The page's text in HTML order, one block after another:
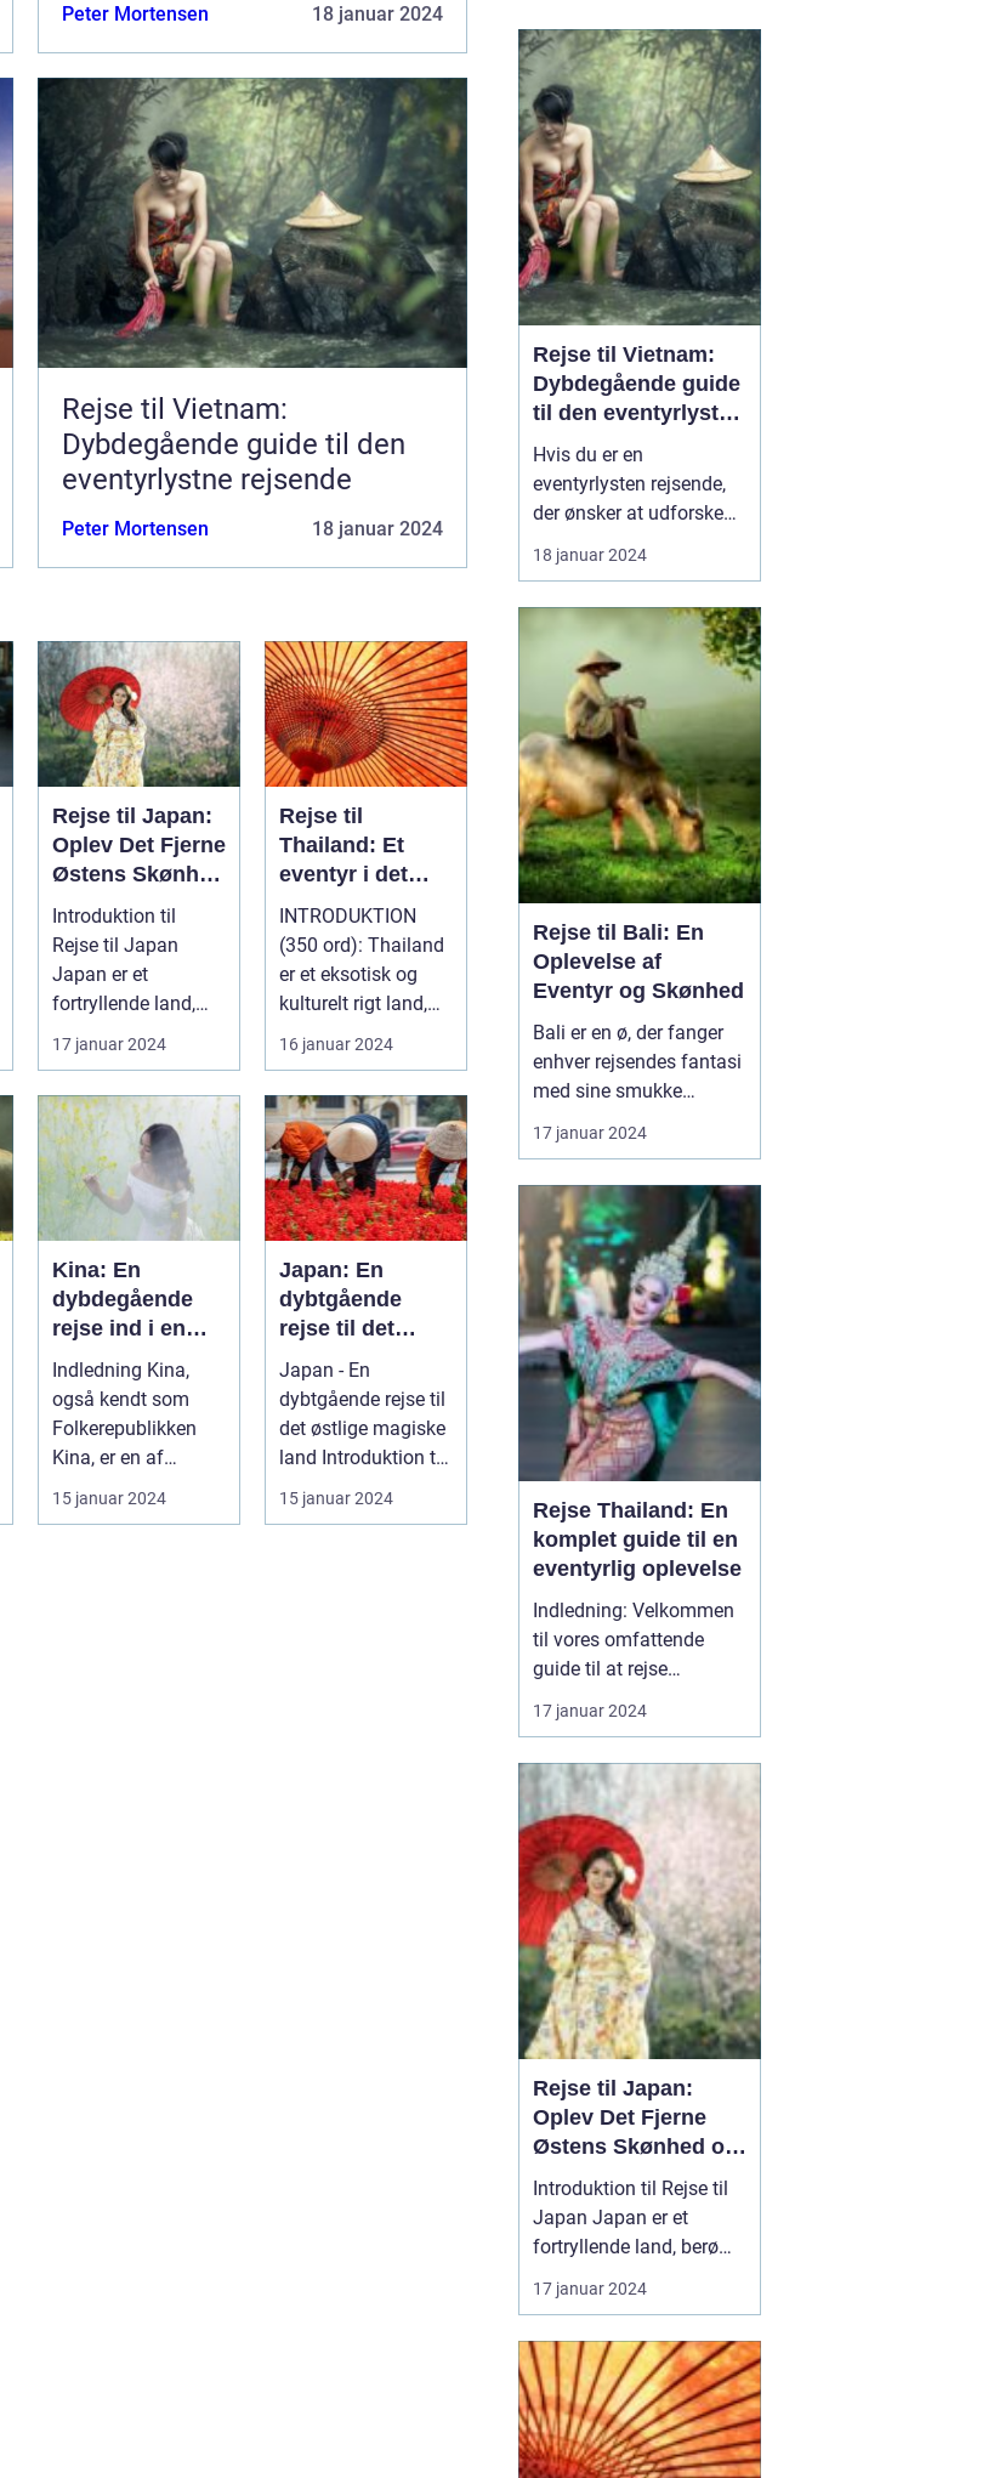
Peter Mortensen 18 januar 2024
Rejse til Vietnam:
Dybdegående guide til den
eventyrlystne rejsende
Peter Mortensen 18 januar 2024
Rejse til Japan:
Oplev Det Fjerne
Østens Skønhed
og Kultur
Introduktion til
Rejse til Japan
Japan er et
fortryllende land,
berømt for sin
unikke blanding af
g...
17 januar 2024
Rejse til
Thailand: Et
eventyr i det
sydøstasiatiske
paradis
INTRODUKTION
(350 ord): Thailand
er et eksotisk og
kulturelt rigt land,
der har tiltrukket
rejsende...
16 januar 2024
Kina: En
dybdegående
rejse ind i en
gammel kultur
Indledning Kina,
også kendt som
Folkerepublikken
Kina, er en af
verdens ældste og
mest befolkede na...
15 januar 2024
Japan: En
dybtgående
rejse til det
østlige magiske
land
Japan - En
dybtgående rejse til
det østlige magiske
land Introduktion til
Japan Japan, et
land be...
15 januar 2024
rejsemål for
eventyrlystne rejsende.
Med sin blændende
skønhed, fascinerende
historie og varme
gæstfrihed er Thailan...
Rejse til Vietnam:
Dybdegående guide
til den eventyrlystne
rejsende
Hvis du er en
eventyrlysten rejsende,
der ønsker at udforske
en ekstraordinær
destination med en rig
naturskønhed, så er en
rejse til Vietnam det
perfekte valg for dig. Fra
smukke kystlinjer og
eksotiske øer til travle
byer og bet...
18 januar 2024
Rejse til Bali: En
Oplevelse af
Eventyr og Skønhed
Bali er en ø, der fanger
enhver rejsendes fantasi
med sine smukke
strande, frodige
rismarker og en unik
tage dig med på en
dybdegående rejse til
Bali og dykke ned i, hvad
der gør denne
destination så speciel.
Uanset om du er...
17 januar 2024
Rejse Thailand: En
komplet guide til en
eventyrlig oplevelse
Indledning: Velkommen
til vores omfattende
guide til at rejse
Thailand, et land rigt på
kultur, historie og
Uanset om du er en
eventyrlysten rejsende,
en kulturel enthusiast
eller en solsøgende
strandløve, vil Thailand
præsente...
17 januar 2024
Rejse til Japan:
Oplev Det Fjerne
Østens Skønhed og
Kultur
Introduktion til Rejse til
Japan Japan er et
fortryllende land, berømt
for sin unikke blanding
af gammel tradition og
pulserende gader i Tokyo
til det fredelige Kyoto og
de ikoniske
bjerglandskaber i
17 januar 2024